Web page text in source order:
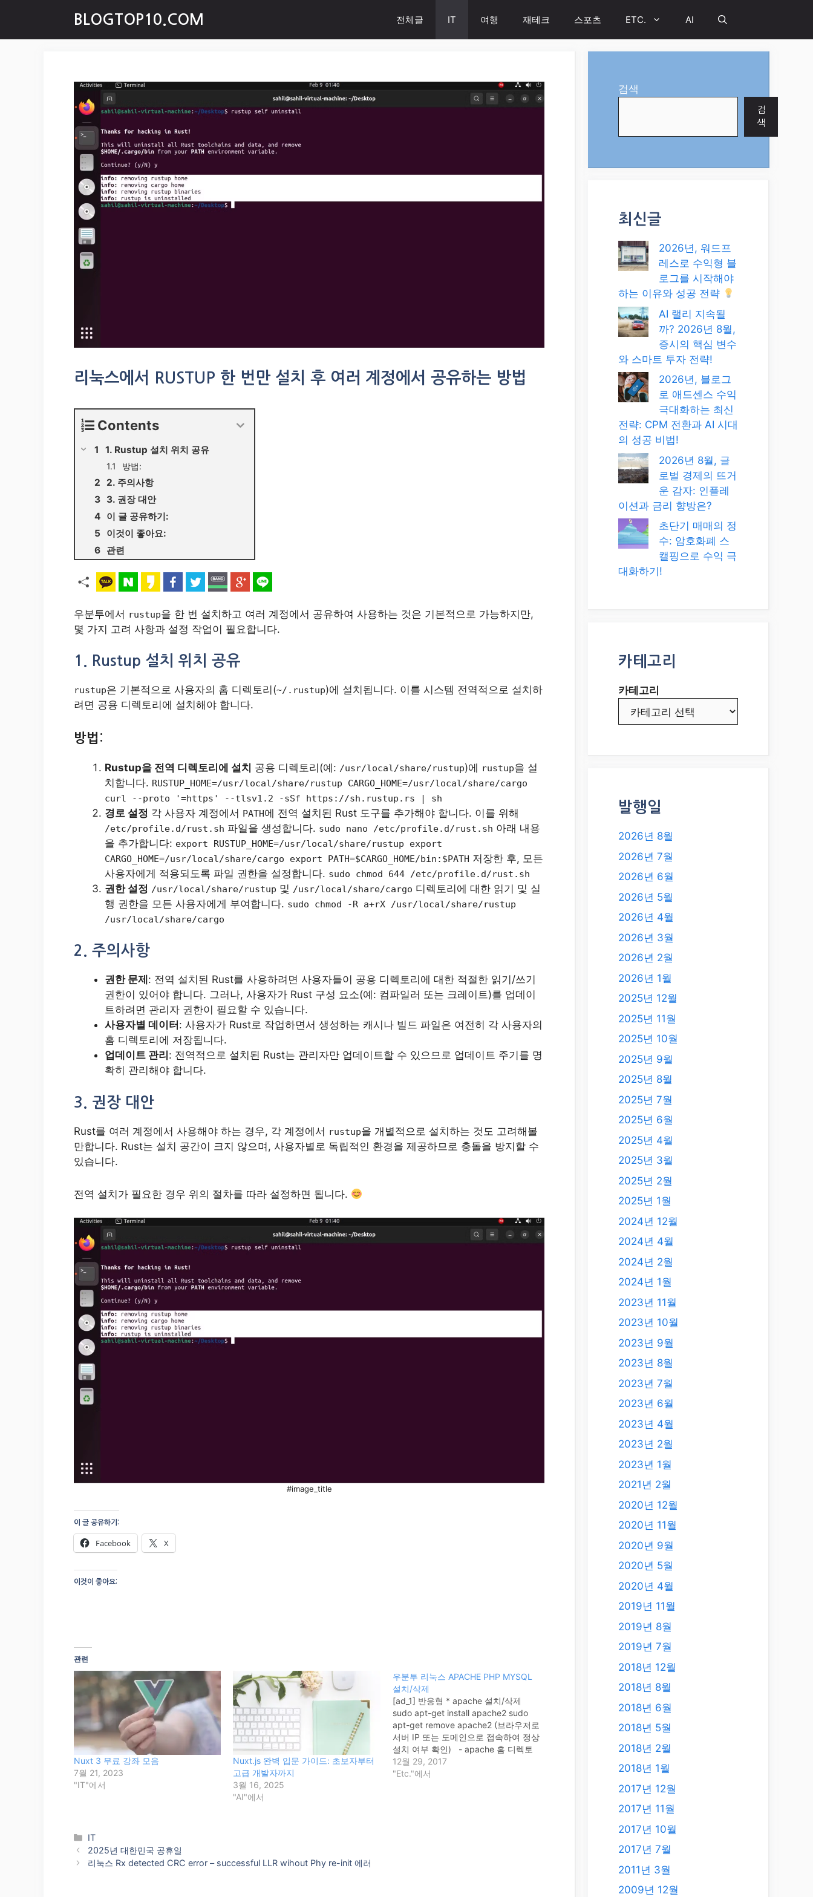
content
BLOGTOP10.COM 전체글 IT 여행 재테크 스포츠 ETC. AI
리눅스에서 RUSTUP 한 번만 설치 후 여러 계정에서 공유하는 방법
Contents
1. Rustup 설치 위치 공유
방법:
2. 주의사항
3. 권장 대안
이 글 공유하기:
이것이 좋아요:
관련
우분투에서 rustup을 한 번 설치하고 여러 계정에서 공유하여 사용하는 것은 기본적으로 가능하지만,
몇 가지 고려 사항과 설정 작업이 필요합니다.
1. Rustup 설치 위치 공유
rustup은 기본적으로 사용자의 홈 디렉토리(~/.rustup)에 설치됩니다. 이를 시스템 전역적으로 설치하
려면 공용 디렉토리에 설치해야 합니다.
방법:
Rustup을 전역 디렉토리에 설치 공용 디렉토리(예: /usr/local/share/rustup)에 rustup을 설
치합니다. RUSTUP_HOME=/usr/local/share/rustup CARGO_HOME=/usr/local/share/cargo
curl --proto '=https' --tlsv1.2 -sSf https://sh.rustup.rs | sh
경로 설정 각 사용자 계정에서 PATH에 전역 설치된 Rust 도구를 추가해야 합니다. 이를 위해
/etc/profile.d/rust.sh 파일을 생성합니다. sudo nano /etc/profile.d/rust.sh 아래 내용
을 추가합니다: export RUSTUP_HOME=/usr/local/share/rustup export
CARGO_HOME=/usr/local/share/cargo export PATH=$CARGO_HOME/bin:$PATH 저장한 후, 모든
사용자에게 적용되도록 파일 권한을 설정합니다. sudo chmod 644 /etc/profile.d/rust.sh
권한 설정 /usr/local/share/rustup 및 /usr/local/share/cargo 디렉토리에 대한 읽기 및 실
행 권한을 모든 사용자에게 부여합니다. sudo chmod -R a+rX /usr/local/share/rustup
/usr/local/share/cargo
2. 주의사항
권한 문제 : 전역 설치된 Rust를 사용하려면 사용자들이 공용 디렉토리에 대한 적절한 읽기/쓰기
권한이 있어야 합니다. 그러나, 사용자가 Rust 구성 요소(예: 컴파일러 또는 크레이트)를 업데이
트하려면 관리자 권한이 필요할 수 있습니다.
사용자별 데이터 : 사용자가 Rust로 작업하면서 생성하는 캐시나 빌드 파일은 여전히 각 사용자의
홈 디렉토리에 저장됩니다.
업데이트 관리 : 전역적으로 설치된 Rust는 관리자만 업데이트할 수 있으므로 업데이트 주기를 명
확히 관리해야 합니다.
3. 권장 대안
Rust를 여러 계정에서 사용해야 하는 경우, 각 계정에서 rustup을 개별적으로 설치하는 것도 고려해볼
만합니다. Rust는 설치 공간이 크지 않으며, 사용자별로 독립적인 환경을 제공하므로 충돌을 방지할 수
있습니다.
전역 설치가 필요한 경우 위의 절차를 따라 설정하면 됩니다.
#image_title
이 글 공유하기:
Facebook X
이것이 좋아요:
관련
Nuxt 3 무료 강좌 모음
7월 21, 2023
"IT"에서
Nuxt.js 완벽 입문 가이드: 초보자부터
고급 개발자까지
3월 16, 2025
"AI"에서
우분투 리눅스 APACHE PHP MYSQL
설치/삭제
[ad_1] 반응형 * apache 설치/삭제
sudo apt-get install apache2 sudo
apt-get remove apache2 (브라우저로
서버 IP 또는 도메인으로 접속하여 정상
설치 여부 확인) - apache 홈 디렉토
리 변경 vi
/etc/apache2/apache2.conf <= 원하
12월 29, 2017
"Etc."에서
Categories
IT
2025년 대한민국 공휴일
리눅스 Rx detected CRC error – successful LLR wihout Phy re-init 에러
검색
검
색
최신글
2026년, 워드프
레스로 수익형 블
로그를 시작해야
하는 이유와 성공 전략
AI 랠리 지속될
까? 2026년 8월,
증시의 핵심 변수
와 스마트 투자 전략!
2026년, 블로그
로 애드센스 수익
극대화하는 최신
전략: CPM 전환과 AI 시대
의 성공 비법!
2026년 8월, 글
로벌 경제의 뜨거
운 감자: 인플레
이션과 금리 향방은?
초단기 매매의 정
수: 암호화폐 스
캘핑으로 수익 극
대화하기!
카테고리
카테고리
발행일
2026년 8월
2026년 7월
2026년 6월
2026년 5월
2026년 4월
2026년 3월
2026년 2월
2026년 1월
2025년 12월
2025년 11월
2025년 10월
2025년 9월
2025년 8월
2025년 7월
2025년 6월
2025년 4월
2025년 3월
2025년 2월
2025년 1월
2024년 12월
2024년 4월
2024년 2월
2024년 1월
2023년 11월
2023년 10월
2023년 9월
2023년 8월
2023년 7월
2023년 6월
2023년 4월
2023년 2월
2023년 1월
2021년 2월
2020년 12월
2020년 11월
2020년 9월
2020년 5월
2020년 4월
2019년 11월
2019년 8월
2019년 7월
2018년 12월
2018년 8월
2018년 6월
2018년 5월
2018년 2월
2018년 1월
2017년 12월
2017년 11월
2017년 10월
2017년 7월
2011년 3월
2009년 12월